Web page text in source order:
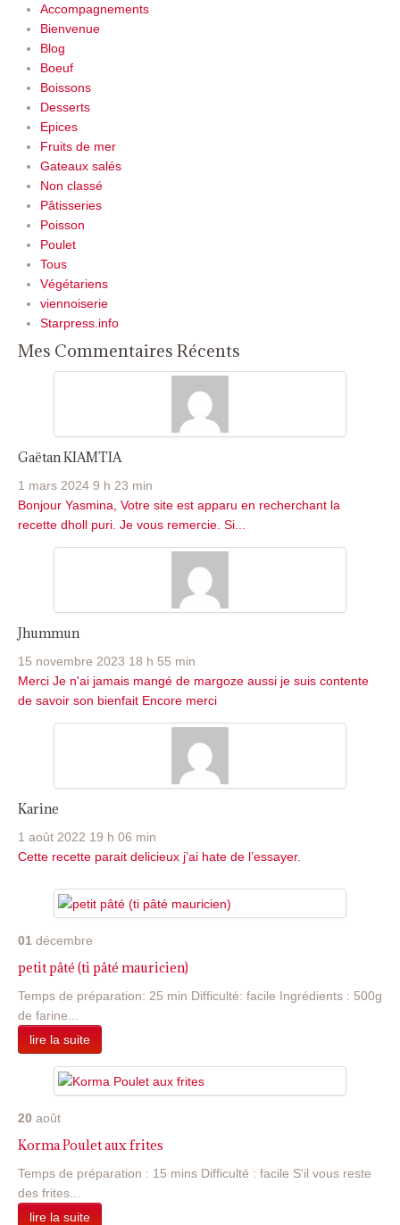
Accompagnements
Bienvenue
Blog
Boeuf
Boissons
Desserts
Epices
Fruits de mer
Gateaux salés
Non classé
Pâtisseries
Poisson
Poulet
Tous
Végétariens
viennoiserie
Starpress.info
Mes Commentaires Récents
Gaëtan KIAMTIA
1 mars 2024 9 h 23 min
Bonjour Yasmina, Votre site est apparu en recherchant la
recette dholl puri. Je vous remercie. Si...
Jhummun
15 novembre 2023 18 h 55 min
Merci Je n'ai jamais mangé de margoze aussi je suis contente
de savoir son bienfait Encore merci
Karine
1 août 2022 19 h 06 min
Cette recette parait delicieux j’ai hate de l’essayer.
01 décembre
petit pâté (ti pâté mauricien)
Temps de préparation: 25 min Difficulté: facile Ingrédients : 500g
de farine...
lire la suite
20 août
Korma Poulet aux frites
Temps de préparation : 15 mins Difficulté : facile S'il vous reste
des frites...
lire la suite